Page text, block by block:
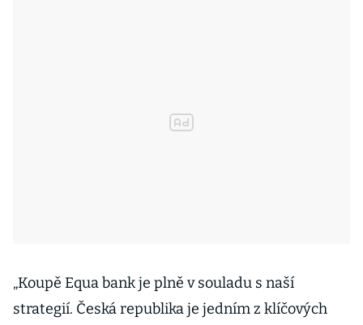
„Koupě Equa bank je plně v souladu s naší
strategií. Česká republika je jedním z klíčových